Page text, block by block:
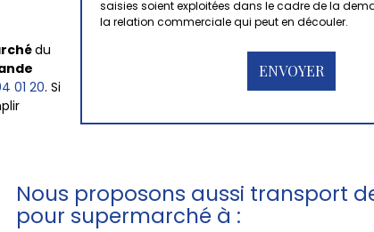
du
01 20. Si
saisies soient exploitées dans le cadre de la
la relation commerciale qui peut en découler.
Nous proposons aussi transport
pour supermarché à :